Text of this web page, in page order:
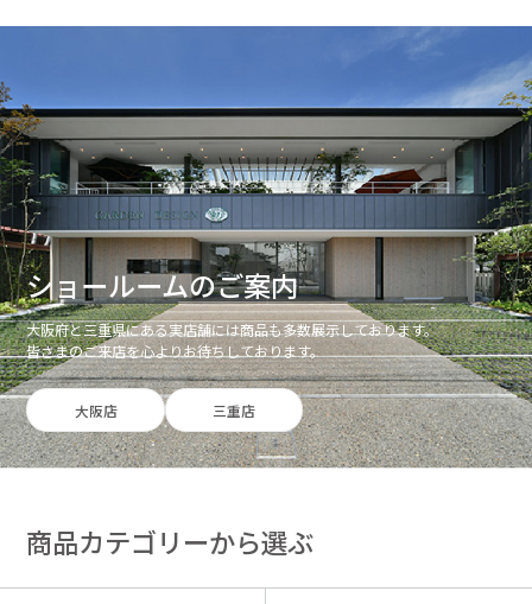
ショールームのご案内
大阪府と三重県にある実店舗には商品も多数展示しております。
皆さまのご来店を心よりお待ちしております。
大阪店 三重店
商品カテゴリーから選ぶ